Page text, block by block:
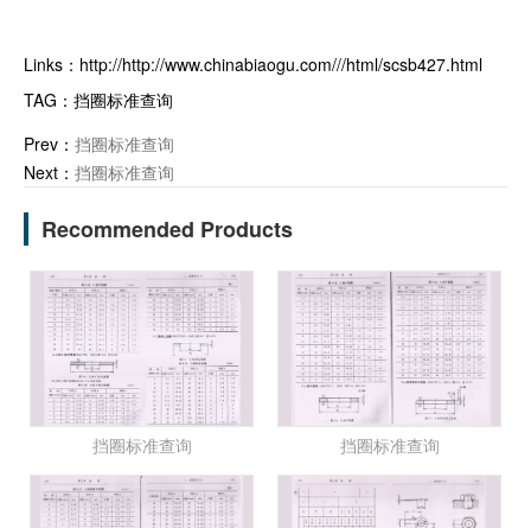
Links： http://http://www.chinabiaogu.com///html/scsb427.html
TAG： 挡圈标准查询
Prev： 挡圈标准查询
Next： 挡圈标准查询
Recommended Products
挡圈标准查询 挡圈标准查询